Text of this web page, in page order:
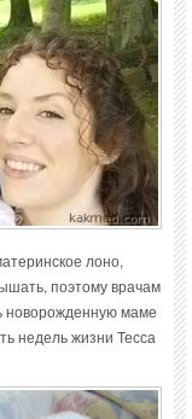
лоно,
поэтому врачам
новорожденную маме
недель жизни Тесса